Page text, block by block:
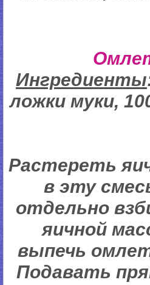
Ингредиенты
ложки муки,
Растереть
в эту
отдельно
яичной
выпечь
Подавать